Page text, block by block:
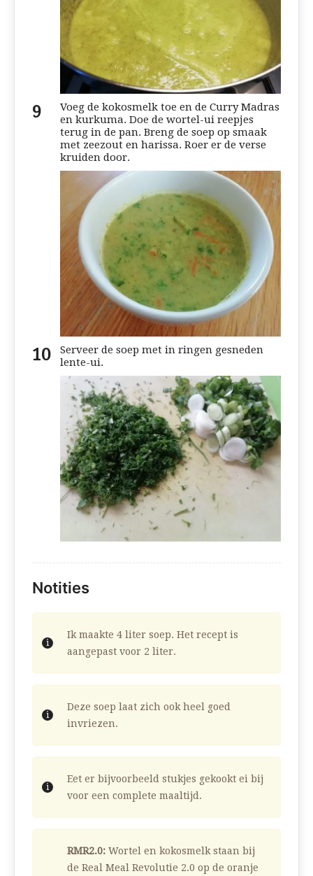
Voeg de kokosmelk toe en de Curry Madras
en kurkuma. Doe de wortel-ui reepjes
terug in de pan. Breng de soep op smaak
met zeezout en harissa. Roer er de verse
kruiden door.
Serveer de soep met in ringen gesneden
lente-ui.
Notities
Ik maakte 4 liter soep. Het recept is
aangepast voor 2 liter.
Deze soep laat zich ook heel goed
invriezen.
Eet er bijvoorbeeld stukjes gekookt ei bij
voor een complete maaltijd.
RMR2.0: Wortel en kokosmelk staan bij
de Real Meal Revolutie 2.0 op de oranje